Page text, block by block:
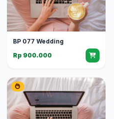
BP 077 Wedding
Rp 900.000